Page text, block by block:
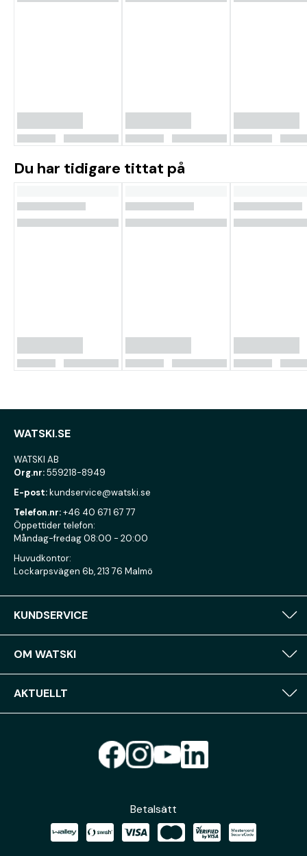
Du har tidigare tittat på
WATSKI.SE
WATSKI AB
Org.nr:559218-8949
E-post:kundservice@watski.se
Telefon.nr:+46 40 671 67 77
Öppettider telefon:
Måndag-fredag 08:00 - 20:00
Huvudkontor:
Lockarpsvägen 6b, 213 76 Malmö
KUNDSERVICE
OM WATSKI
AKTUELLT
Betalsätt